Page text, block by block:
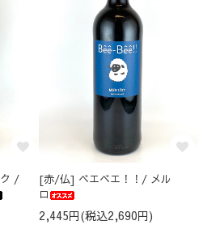
/
[赤/仏] ベエベエ！！/ メル
ロ
2,445円(税込2,690円)